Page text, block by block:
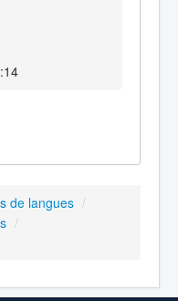
de langues /
/